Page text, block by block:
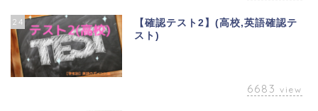
24
【確認テスト2】(高校,英語確認テ
スト)
6683 view